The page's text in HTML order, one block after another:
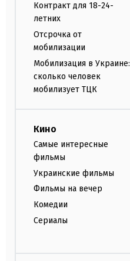
Контракт для 18-24-
летних
Отсрочка от
мобилизации
Мобилизация в Украине:
сколько человек
мобилизует ТЦК
Кино
Самые интересные
фильмы
Украинские фильмы
Фильмы на вечер
Комедии
Сериалы